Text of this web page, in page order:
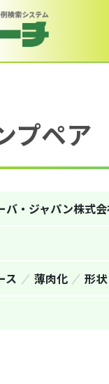
プペア
バ・ジャパン株式
ス 薄⾁化 形